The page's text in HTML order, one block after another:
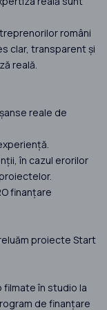
români
clar, transparent și
reală.
reale de
în cazul erorilor
finanțare
proiecte Start
filmate în studio la
de finanțare